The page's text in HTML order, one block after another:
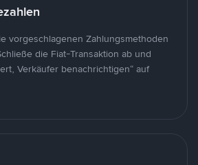
vorgeschlagenen Zahlungsmethoden
die Fiat-Transaktion ab und
Verkäufer benachrichtigen“ auf